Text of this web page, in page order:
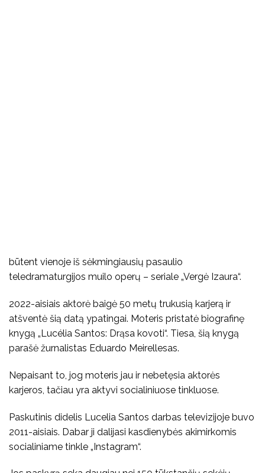
būtent vienoje iš sėkmingiausių pasaulio
teledramaturgijos muilo operų – seriale „Vergė Izaura“.
2022-aisiais aktorė baigė 50 metų trukusią karjerą ir
atšventė šią datą ypatingai. Moteris pristatė biografinę
knygą „Lucélia Santos: Drąsa kovoti“. Tiesa, šią knygą
parašė žurnalistas Eduardo Meirellesas.
Nepaisant to, jog moteris jau ir nebetęsia aktorės
karjeros, tačiau yra aktyvi socialiniuose tinkluose.
Paskutinis didelis Lucelia Santos darbas televizijoje buvo
2011-aisiais. Dabar ji dalijasi kasdienybės akimirkomis
socialiniame tinkle „Instagram“.